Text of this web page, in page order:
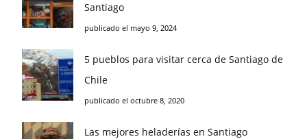
Santiago
publicado el mayo 9, 2024
5 pueblos para visitar cerca de Santiago de
Chile
publicado el octubre 8, 2020
Las mejores heladerías en Santiago